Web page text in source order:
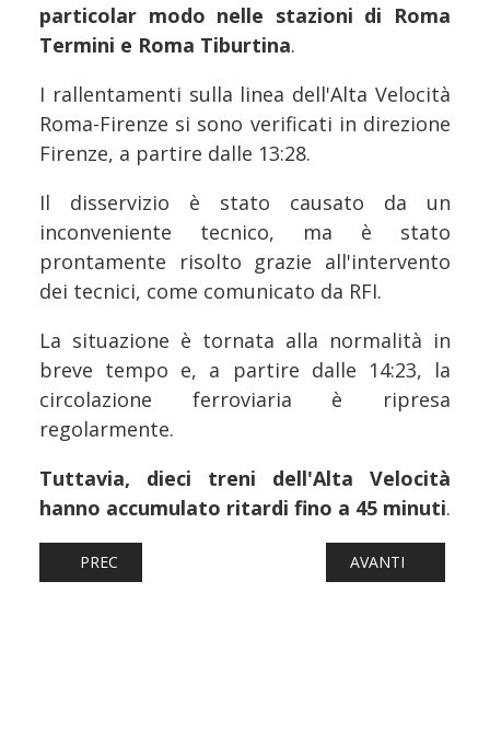
particolar modo nelle stazioni di Roma
Termini e Roma Tiburtina.
I rallentamenti sulla linea dell'Alta Velocità
Roma-Firenze si sono verificati in direzione
Firenze, a partire dalle 13:28.
Il disservizio è stato causato da un
inconveniente tecnico, ma è stato
prontamente risolto grazie all'intervento
dei tecnici, come comunicato da RFI.
La situazione è tornata alla normalità in
breve tempo e, a partire dalle 14:23, la
circolazione ferroviaria è ripresa
regolarmente.
Tuttavia, dieci treni dell'Alta Velocità
hanno accumulato ritardi fino a 45 minuti.
ARTICOLO PRECEDENTE: FERROVIE: NAPOLI CAMPI
PREC ARTICOLO
AVANTI